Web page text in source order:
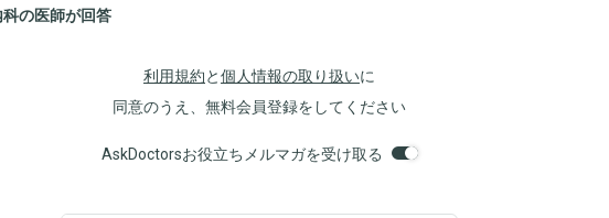
の医師が回答
利用規約と個人情報の取り扱いに
同意のうえ、無料会員登録をしてください
AskDoctorsお役立ちメルマガを受け取る